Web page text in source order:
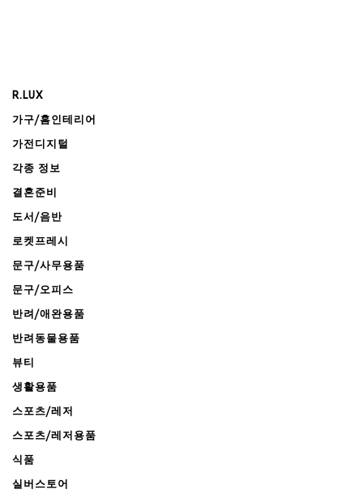
R.LUX
가구/홈인테리어
가전디지털
각종 정보
결혼준비
도서/음반
로켓프레시
문구/사무용품
문구/오피스
반려/애완용품
반려동물용품
뷰티
생활용품
스포츠/레저
스포츠/레저용품
식품
실버스토어